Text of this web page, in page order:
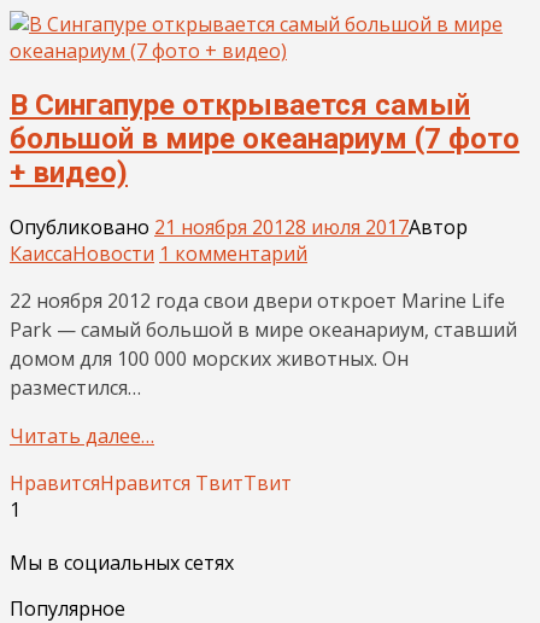
В Сингапуре открывается самый
большой в мире океанариум (7 фото
+ видео)
Опубликовано 21 ноября 20128 июля 2017Автор
КаиссаНовости 1 комментарий
22 ноября 2012 года свои двери откроет Marine Life
Park — самый большой в мире океанариум, ставший
домом для 100 000 морских животных. Он
разместился…
Читать далее…
НравитсяНравится ТвитТвит
1
Мы в социальных сетях
Популярное